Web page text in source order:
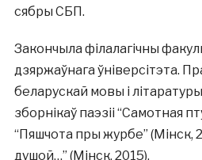
сябры СБП.
Закончыла філалагічны
дзяржаўнага ўніверсітэта.
беларускай мовы і
зборнікаў паэзіі “Самотная
“Пяшчота пры журбе” (Мінск,
душой…” (Мінск, 2015).